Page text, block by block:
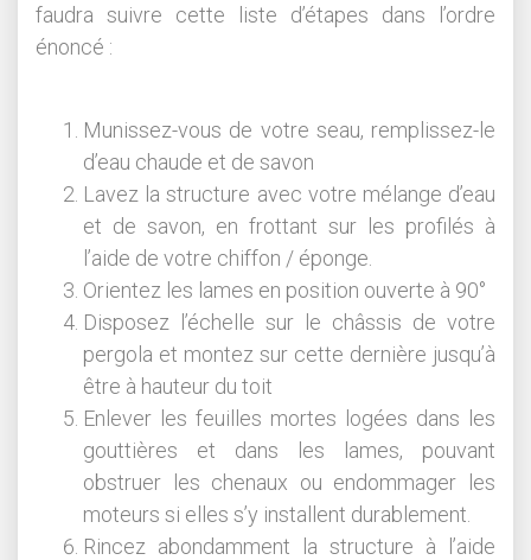
faudra suivre cette liste d’étapes dans l’ordre
énoncé :
Munissez-vous de votre seau, remplissez-le
d’eau chaude et de savon
Lavez la structure avec votre mélange d’eau
et de savon, en frottant sur les profilés à
l’aide de votre chiffon / éponge.
Orientez les lames en position ouverte à 90°
Disposez l’échelle sur le châssis de votre
pergola et montez sur cette dernière jusqu’à
être à hauteur du toit
Enlever les feuilles mortes logées dans les
gouttières et dans les lames, pouvant
obstruer les chenaux ou endommager les
moteurs si elles s’y installent durablement.
Rincez abondamment la structure à l’aide